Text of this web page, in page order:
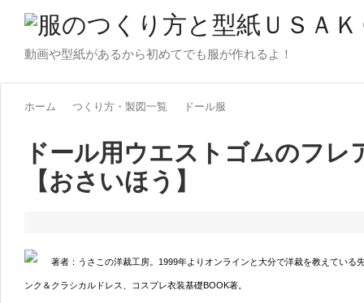
動画や型紙があるから初めてでも服が作れるよ！
ホーム つくり方・製図一覧 ドール服
ドール用ウエストゴムのフレ
【おさいほう】
著者：うさこの洋裁工房。1999年よりオンラインと大分で洋裁を教えている
ンク＆クラシカルドレス、コスプレ衣装基礎BOOK著。